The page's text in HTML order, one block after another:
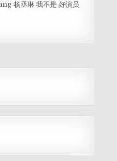
杨丞琳 我不是 好演员